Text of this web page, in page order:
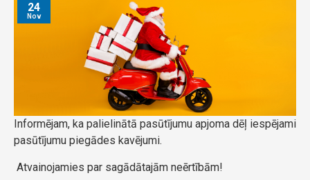
24
Nov
Informējam, ka palielinātā pasūtījumu apjoma dēļ iespējami
pasūtījumu piegādes kavējumi.
Atvainojamies par sagādātajām neērtībām!